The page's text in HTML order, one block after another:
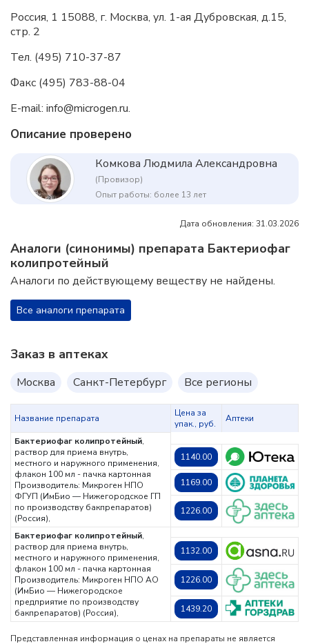
Россия, 1 15088, г. Москва, ул. 1-ая Дубровская, д.15,
стр. 2
Тел. (495) 710-37-87
Факс (495) 783-88-04
E-mail: info@microgen.ru.
Описание проверено
Комкова Людмила Александровна
(Провизор)
Опыт работы: более 13 лет
Дата обновления: 31.03.2026
Аналоги (синонимы) препарата Бактериофаг
колипротейный
Аналоги по действующему веществу не найдены.
Все аналоги препарата
Заказ в аптеках
Москва Санкт-Петербург Все регионы
Название препарата
Цена за
упак., руб.
Аптеки
Бактериофаг колипротейный,
раствор для приема внутрь,
местного и наружного применения,
флакон 100 мл - пачка картонная
Производитель: Микроген НПО
ФГУП (ИмБио — Нижегородское ГП
по производству бакпрепаратов)
(Россия),
1140.00
1169.00
1226.00
Бактериофаг колипротейный,
раствор для приема внутрь,
местного и наружного применения,
флакон 100 мл - пачка картонная
Производитель: Микроген НПО АО
(ИмБио — Нижегородское
предприятие по производству
бакпрепаратов) (Россия),
1132.00
1226.00
1439.20
Представленная информация о ценах на препараты не является